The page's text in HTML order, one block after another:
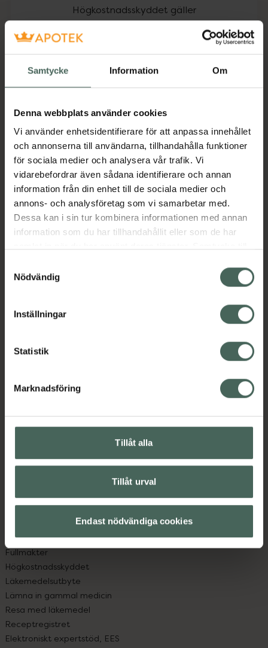
Samtycke Information Om
Denna webbplats använder cookies
Vi använder enhetsidentifierare för att anpassa innehållet
och annonserna till användarna, tillhandahålla funktioner
för sociala medier och analysera vår trafik. Vi
vidarebefordrar även sådana identifierare och annan
information från din enhet till de sociala medier och
annons- och analysföretag som vi samarbetar med.
Dessa kan i sin tur kombinera informationen med annan
information som du har tillhandahållit eller som de har
återkalla ditt samtycke via webbplatsens
cookieinställningar. Ett återkallat samtycke påverkar inte
lagligheten av behandling som skett innan återkallelsen.
Nödvändig
Inställningar
Statistik
Marknadsföring
Tillåt alla
Tillåt urval
Endast nödvändiga cookies
Högkostnadsskyddet gäller
159,68 kr
I apotek: 159,68 kr
Aktuella erbjudanden
Beskrivning Dölj
EAN: 07350124331843
syd till Lappland i norr, och online i mobilen och på
datorn. Oavsett vem du är så är det vårt uppdrag att
hjälpa just dig att må lite bättre. Välkommen att prata
med oss.
Kundservice
Vanliga frågor
Hitta apotek
Leverans, betalning och retur
App
Om recept och läkemedel
Fullmakter
Högkostnadsskyddet
Läkemedelsutbyte
Lämna in gammal medicin
Resa med läkemedel
Receptregistret
Elektroniskt expertstöd, EES